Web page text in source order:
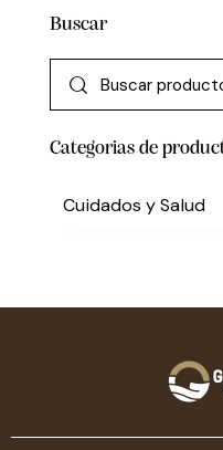
Buscar
Categorias de
Cuidados y Salud